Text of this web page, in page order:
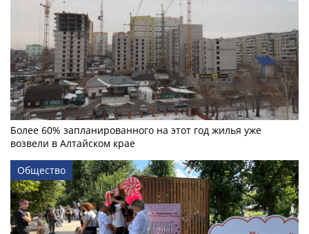
Более 60% запланированного на этот год жилья уже
возвели в Алтайском крае
Общество